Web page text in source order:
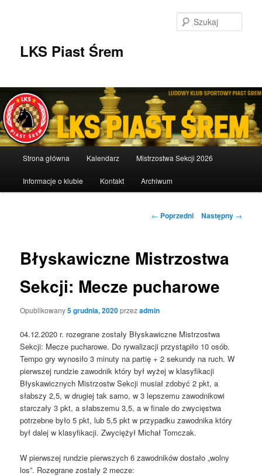
LKS Piast Śrem
Strona główna Kalendarz Mistrzostwa Sekcji 2026
Informacje o klubie Kontakt Archiwum
Nawigacja
← Poprzedni Następny →
Błyskawiczne Mistrzostwa
Sekcji: Mecze pucharowe
Opublikowany5 grudnia, 2020przezadmin
04.12.2020 r. rozegrane zostały Błyskawiczne Mistrzostwa
Sekcji: Mecze pucharowe. Do rywalizacji przystąpiło 10 osób.
Tempo gry wynosiło 3 minuty na partię + 2 sekundy na ruch. W
pierwszej rundzie zawodnik który był wyżej w klasyfikacji
Błyskawicznych Mistrzostw Sekcji musiał zdobyć 2 pkt, a
słabszy 2,5, w drugiej tak samo, w 3 lepszemu zawodnikowi
starczały 3 pkt, a słabszemu 3,5, a w finale do zwycięstwa
potrzebne było 5 pkt, lub 5,5 pkt w przypadku zawodnika który
był dalej w klasyfikacji. Zwyciężył Michał Tomczak.
W pierwszej rundzie pierwszych 6 zawodników dostało „wolny
los”. Rozegrane zostały 2 mecze: